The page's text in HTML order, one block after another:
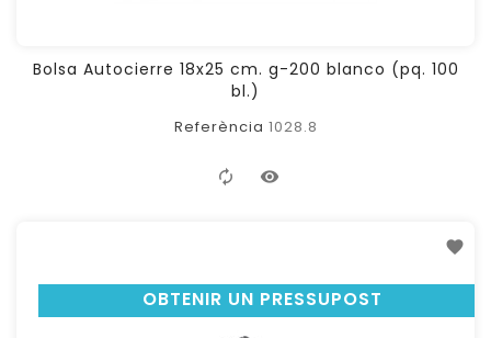
Bolsa Autocierre 18x25 cm. g-200 blanco (pq. 100
bl.)
Referència 1028.8
OBTENIR UN PRESSUPOST